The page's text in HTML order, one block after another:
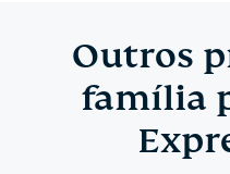
Outros
família